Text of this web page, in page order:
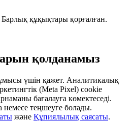
құқықтары қорғалған.
қолданамыз
үшін қажет. Аналитикалық
(Meta Pixel) cookie
бағалауға көмектеседі.
немесе теңшеуге болады.
және Құпиялылық саясаты.